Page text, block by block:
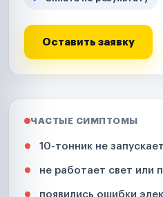
Оставить заявку
ЧАСТЫЕ СИМПТОМЫ
10-тонник не
не работает свет или
появились ошибки